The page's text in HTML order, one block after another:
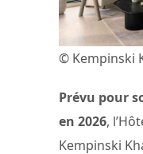
© Kempinski
Prévu pour
en 2026,
Kempinski